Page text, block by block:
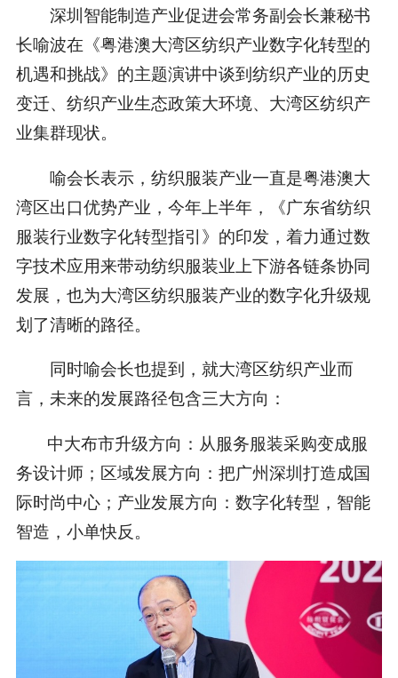
深圳智能制造产业促进会常务副会长兼秘书
长喻波在《粤港澳大湾区纺织产业数字化转型的
机遇和挑战》的主题演讲中谈到纺织产业的历史
变迁、纺织产业生态政策大环境、大湾区纺织产
业集群现状。
喻会长表示，纺织服装产业一直是粤港澳大
湾区出口优势产业，今年上半年，《广东省纺织
服装行业数字化转型指引》的印发，着力通过数
字技术应用来带动纺织服装业上下游各链条协同
发展，也为大湾区纺织服装产业的数字化升级规
划了清晰的路径。
同时喻会长也提到，就大湾区纺织产业而
言，未来的发展路径包含三大方向：
中大布市升级方向：从服务服装采购变成服
务设计师；区域发展方向：把广州深圳打造成国
际时尚中心；产业发展方向：数字化转型，智能
智造，小单快反。